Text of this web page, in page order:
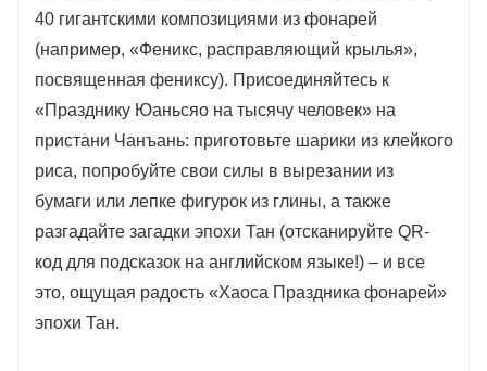
40 гигантскими композициями из фонарей
(например, «Феникс, расправляющий крылья»,
посвященная фениксу). Присоединяйтесь к
«Празднику Юаньсяо на тысячу человек» на
пристани Чанъань: приготовьте шарики из клейкого
риса, попробуйте свои силы в вырезании из
бумаги или лепке фигурок из глины, а также
разгадайте загадки эпохи Тан (отсканируйте QR-
код для подсказок на английском языке!) – и все
это, ощущая радость «Хаоса Праздника фонарей»
эпохи Тан.